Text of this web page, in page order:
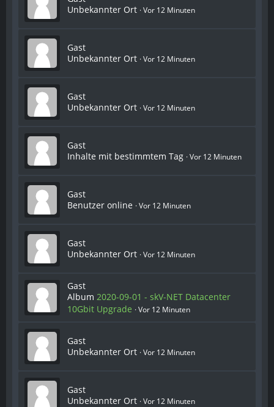
Unbekannter Ort Vor 12 Minuten
Gast
Unbekannter Ort Vor 12 Minuten
Gast
Unbekannter Ort Vor 12 Minuten
Gast
Inhalte mit bestimmtem Tag Vor 12 Minuten
Gast
Benutzer online
Vor 12 Minuten
Gast
Unbekannter Ort Vor 12 Minuten
Gast
Album 2020-09-01 - skV-NET Datacenter
10Gbit Upgrade
Vor 12 Minuten
Gast
Unbekannter Ort Vor 12 Minuten
Gast
Unbekannter Ort Vor 12 Minuten